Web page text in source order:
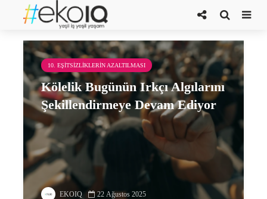
çocuk ticareti
10. EŞITSIZLIKLERIN AZALTILMASI
Kölelik Bugünün Irkçı Algılarını
Şekillendirmeye Devam Ediyor
EKOIQ 22 Ağustos 2025